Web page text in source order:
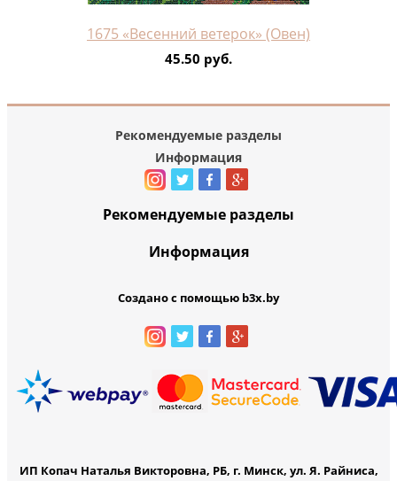
1675 «Весенний ветерок» (Овен)
45.50 руб.
Рекомендуемые разделы
Информация
Рекомендуемые разделы
Информация
Создано с помощью b3x.by
ИП Копач Наталья Викторовна, РБ, г. Минск, ул. Я. Райниса,